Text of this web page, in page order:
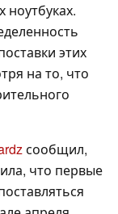
ноутбуках.
этих
на то, что
сообщил,
что первые